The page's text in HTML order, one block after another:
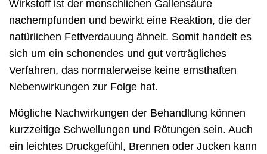
Wirkstoff ist der menschlichen Gallensäure
nachempfunden und bewirkt eine Reaktion, die der
natürlichen Fettverdauung ähnelt. Somit handelt es
sich um ein schonendes und gut verträgliches
Verfahren, das normalerweise keine ernsthaften
Nebenwirkungen zur Folge hat.
Mögliche Nachwirkungen der Behandlung können
kurzzeitige Schwellungen und Rötungen sein. Auch
ein leichtes Druckgefühl, Brennen oder Jucken kann